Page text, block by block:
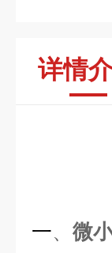
详情
一、 微